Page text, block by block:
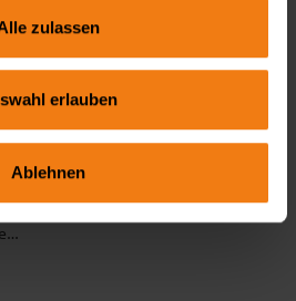
zulassen
erlauben
Ablehnen
FAQ zu Sicht- & Windschutz
dafür eine Genehmigung? In
du alles, was du vor dem Kauf